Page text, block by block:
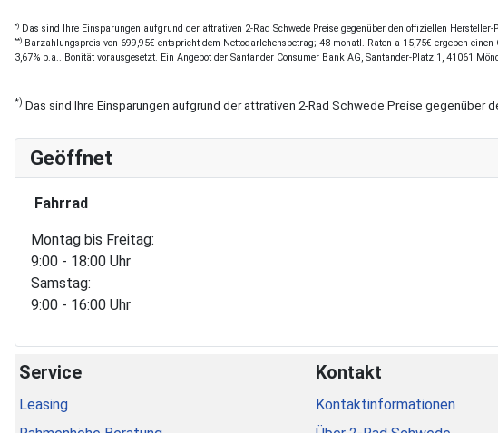
*) Das sind Ihre Einsparungen aufgrund der attrativen 2-Rad Schwede Preise gegenüber den offiziellen Hersteller-
**) Barzahlungspreis von 699,95€ entspricht dem Nettodarlehensbetrag; 48 monatl. Raten a 15,75€ ergeben
3,67% p.a.. Bonität vorausgesetzt. Ein Angebot der Santander Consumer Bank AG, Santander-Platz 1, 41061
*) Das sind Ihre Einsparungen aufgrund der attrativen 2-Rad Schwede Preise
Geöffnet
Fahrrad
Montag bis Freitag:
9:00 - 18:00 Uhr
Samstag:
9:00 - 16:00 Uhr
Service
Leasing
Kontakt
Kontaktinformationen